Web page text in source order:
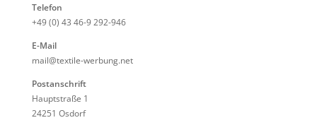
Telefon
+49 (0) 43 46-9 292-946
E-Mail
mail@textile-werbung.net
Postanschrift
Hauptstraße 1
24251 Osdorf